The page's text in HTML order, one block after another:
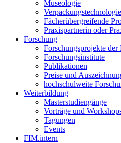
Museologie
Fächerübergreifende
Praxispartnerin oder
Forschung
Forschungsprojekte der
Forschungsinstitute
Publikationen
Preise und
hochschulweite
Weiterbildung
Masterstudiengänge
Vorträge und
Tagungen
Events
FIM.intern